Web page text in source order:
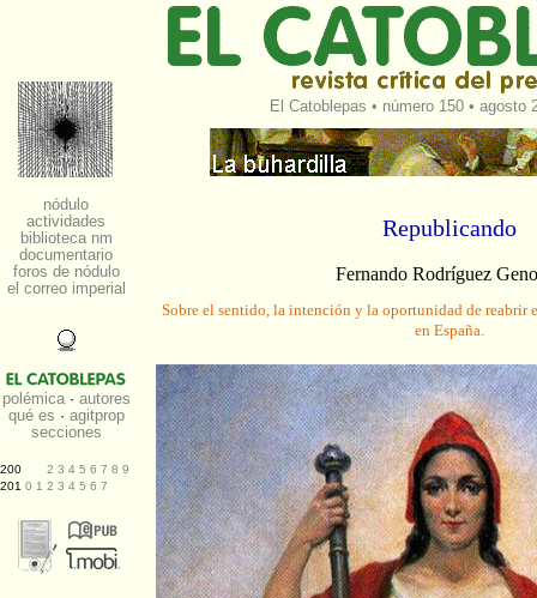
El Catoblepas • número 150 • agosto
Republicando
Fernando Rodríguez
Sobre el sentido, la intención y la oportunidad de reabrir
en España.